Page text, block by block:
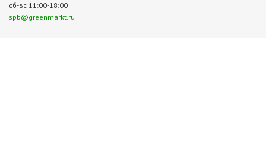
сб-вс 11:00-18:00
spb@greenmarkt.ru